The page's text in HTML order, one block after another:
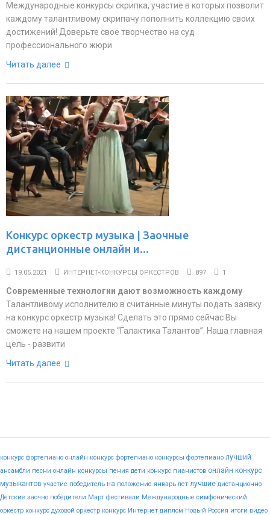
Международные конкурсы скрипка, участие в которых позволит
каждому талантливому скрипачу пополнить коллекцию своих
достижений! Доверьте свое творчество на суд
профессионального жюри
Читать далее
Конкурс оркестр музыка | Заочные
дистанционные онлайн и...
19.05.2021 ИНТЕРНЕТ-КОНКУРСЫ ОРКЕСТРОВ 897 1
Современные технологии дают возможность каждому
Талантливому исполнителю в считанные минуты подать заявку
на конкурс оркестр музыка! Сделать это прямо сейчас Вы
сможете на нашем проекте “Галактика Талантов”. Наша главная
цель - развити
Читать далее
конкурс фортепиано онлайн конкурс фортепиано конкурсы фортепиано лучший
ансамбли песни онлайн конкурсы пения дети конкурс пианистов онлайн конкурс
музыкантов участие победитель на положение январь лет лучшие дистанционно
Детские заочно победители Март фестивали Международные симфонический
оркестр конкурс духовой оркестр конкурс Интернет диплом Новый Россия итоги видео